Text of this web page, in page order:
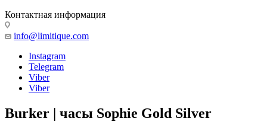
Контактная информация
info@limitique.com
Instagram
Telegram
Viber
Viber
Burker | часы Sophie Gold Silver